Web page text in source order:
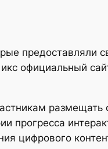
предоставляли
официальный
размещать
прогресса
цифрового